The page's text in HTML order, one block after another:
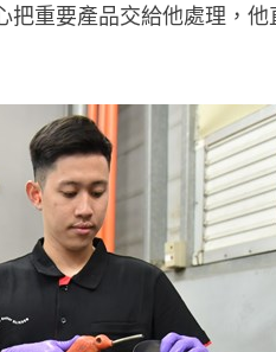
重要產品交給他處理，